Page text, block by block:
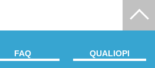
FAQ QUALIOPI